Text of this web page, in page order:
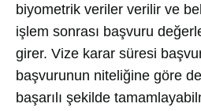
biyometrik veriler verilir ve
işlem sonrası başvuru
girer. Vize karar süresi
başvurunun niteliğine göre
başarılı şekilde